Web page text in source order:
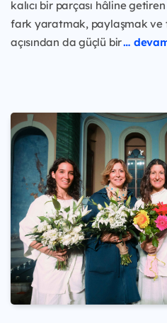
kalıcı bir parçası hâline
fark yaratmak, paylaşmak ve
açısından da güçlü bir…